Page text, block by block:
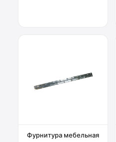
Фурнитура мебельная